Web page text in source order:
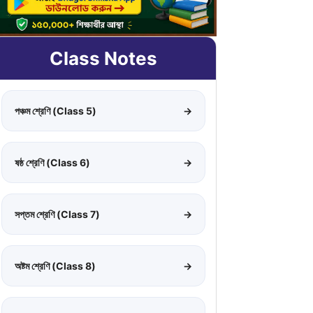
Class Notes
পঞ্চম শ্রেণি (Class 5) →
ষষ্ঠ শ্রেণি (Class 6) →
সপ্তম শ্রেণি (Class 7) →
অষ্টম শ্রেণি (Class 8) →